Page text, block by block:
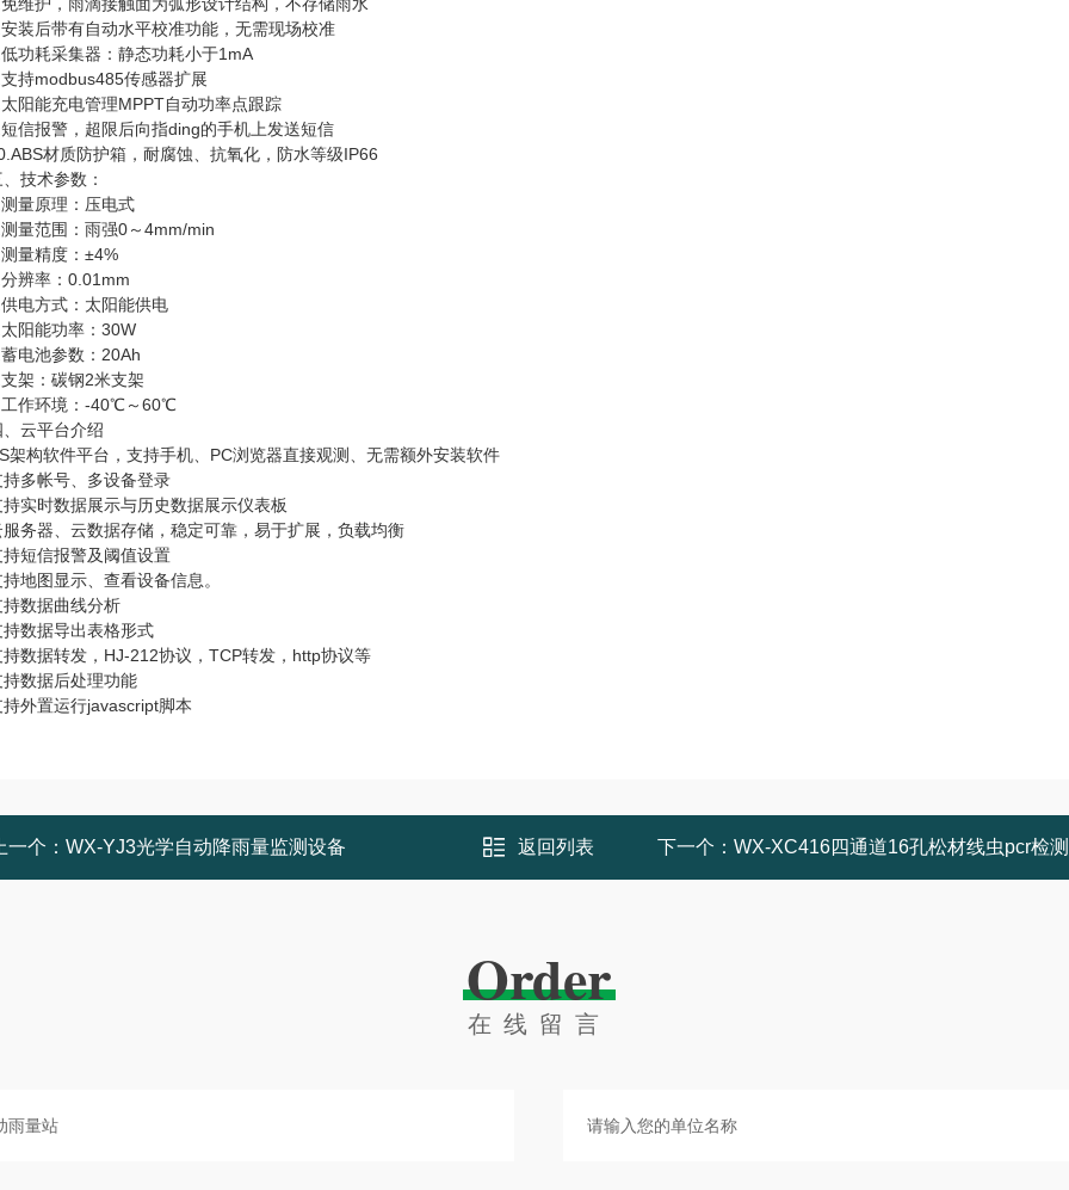
后带有自动水平校准功能，无需现场校准
耗采集器：静态功耗小于1mA
modbus485传感器扩展
能充电管理MPPT自动功率点跟踪
报警，超限后向指ding的手机上发送短信
材质防护箱，耐腐蚀、抗氧化，防水等级IP66
术参数：
原理：压电式
范围：雨强0～4mm/min
精度：±4%
率：0.01mm
方式：太阳能供电
能功率：30W
池参数：20Ah
：碳钢2米支架
环境：-40℃～60℃
平台介绍
构软件平台，支持手机、PC浏览器直接观测、无需额外安装软件
帐号、多设备登录
时数据展示与历史数据展示仪表板
器、云数据存储，稳定可靠，易于扩展，负载均衡
信报警及阈值设置
图显示、查看设备信息。
据曲线分析
据导出表格形式
据转发，HJ-212协议，TCP转发，http协议等
据后处理功能
置运行javascript脚本
上一个： WX-YJ3光学自动降雨量监测设备 返回列表 下一个： WX-XC416四通道16孔松材线虫pcr检
Order
在线留言